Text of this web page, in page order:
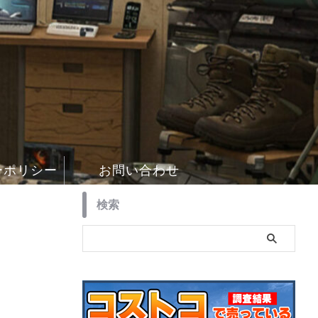
リシー お問い合わせ
検索